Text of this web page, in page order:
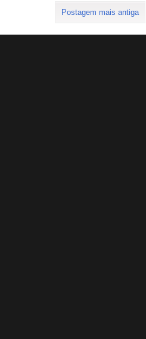
Postagem mais antiga